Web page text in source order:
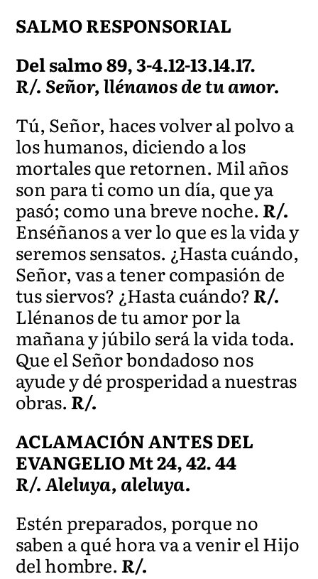
SALMO RESPONSORIAL
Del salmo 89, 3-4.12-13.14.17.
R/. Señor, llénanos de tu amor.
Tú, Señor, haces volver al polvo a
los humanos, diciendo a los
mortales que retornen. Mil años
son para ti como un día, que ya
pasó; como una breve noche.R/.
Enséñanos a ver lo que es la vida y
seremos sensatos. ¿Hasta cuándo,
Señor, vas a tener compasión de
tus siervos? ¿Hasta cuándo?R/.
Llénanos de tu amor por la
mañana y júbilo será la vida toda.
Que el Señor bondadoso nos
ayude y dé prosperidad a nuestras
obras.R/.
ACLAMACIÓN ANTES DEL
EVANGELIO Mt 24, 42. 44
R/. Aleluya, aleluya.
Estén preparados, porque no
saben a qué hora va a venir el Hijo
del hombre.R/.